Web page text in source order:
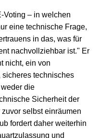
Voting – in welchen
eine technische Frage,
in das, was für
nachvollziehbar ist." Er
nicht, ein von
technisches
die
Sicherheit der
selbst einräumen
fordert daher weiterhin
und